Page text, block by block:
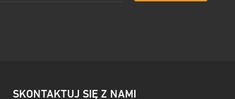
SKONTAKTUJ SIĘ Z NAMI